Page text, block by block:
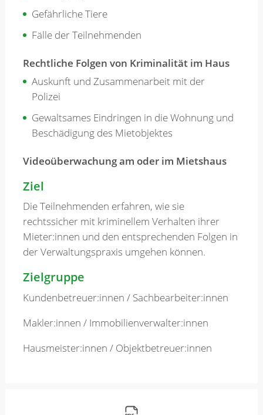
Gefährliche Tiere
Fälle der Teilnehmenden
Rechtliche Folgen von Kriminalität im Haus
Auskunft und Zusammenarbeit mit der
Polizei
Gewaltsames Eindringen in die Wohnung und
Beschädigung des Mietobjektes
Videoüberwachung am oder im Mietshaus
Ziel
Die Teilnehmenden erfahren, wie sie
rechtssicher mit kriminellem Verhalten ihrer
Mieter:innen und den entsprechenden Folgen in
der Verwaltungspraxis umgehen können.
Zielgruppe
Kundenbetreuer:innen / Sachbearbeiter:innen
Makler:innen / Immobilienverwalter:innen
Hausmeister:innen / Objektbetreuer:innen